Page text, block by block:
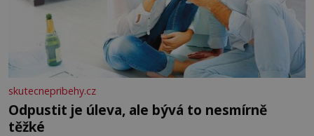
skutecnepribehy.cz
Odpustit je úleva, ale bývá to nesmírně
těžké